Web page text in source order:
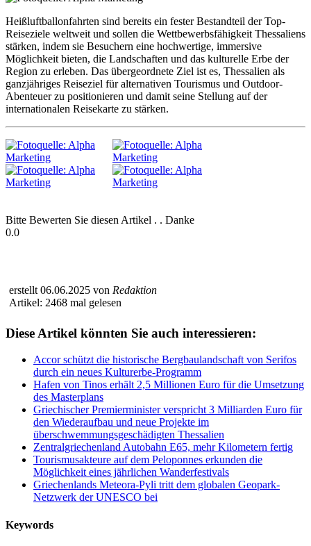
Heißluftballonfahrten sind bereits ein fester Bestandteil der Top-
Reiseziele weltweit und sollen die Wettbewerbsfähigkeit Thessaliens
stärken, indem sie Besuchern eine hochwertige, immersive
Möglichkeit bieten, die Landschaften und das kulturelle Erbe der
Region zu erleben. Das übergeordnete Ziel ist es, Thessalien als
ganzjähriges Reiseziel für alternativen Tourismus und Outdoor-
Abenteuer zu positionieren und damit seine Stellung auf der
internationalen Reisekarte zu stärken.
Bitte Bewerten Sie diesen Artikel . . Danke
0.0
erstellt 06.06.2025 von Redaktion
Artikel: 2468 mal gelesen
Diese Artikel könnten Sie auch interessieren:
Accor schützt die historische Bergbaulandschaft von Serifos
durch ein neues Kulturerbe-Programm
Hafen von Tinos erhält 2,5 Millionen Euro für die Umsetzung
des Masterplans
Griechischer Premierminister verspricht 3 Milliarden Euro für
den Wiederaufbau und neue Projekte im
überschwemmungsgeschädigten Thessalien
Zentralgriechenland Autobahn E65, mehr Kilometern fertig
Tourismusakteure auf dem Peloponnes erkunden die
Möglichkeit eines jährlichen Wanderfestivals
Griechenlands Meteora-Pyli tritt dem globalen Geopark-
Netzwerk der UNESCO bei
Keywords